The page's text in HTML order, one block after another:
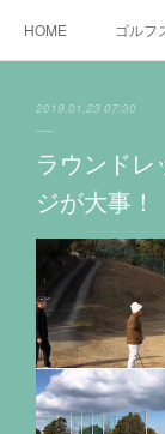
HOME ゴルフ
インスタグラム
2019.01.23 07:30
ラウンド
ジが大事！